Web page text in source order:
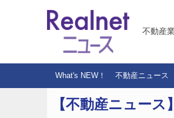
不動産
What's NEW！ 不動産ニュース
【不動産ニュー